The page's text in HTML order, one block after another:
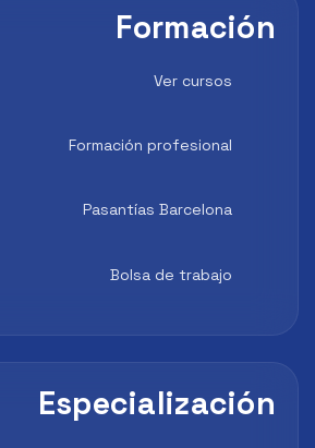
Formación
Ver cursos
Formación profesional
Pasantías Barcelona
Bolsa de trabajo
Especialización